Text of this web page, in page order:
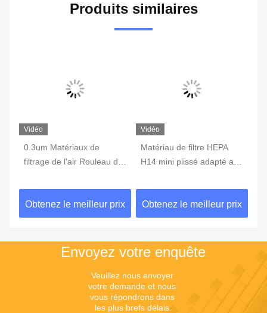
Produits similaires
Vidéo
0.3um Matériaux de
filtrage de l'air Rouleau de
300 Membrane en
nanofibres
Obtenez le meilleur prix
Vidéo
Matériau de filtre HEPA
H14 mini plissé adapté au
fumée
Obtenez le meilleur prix
Envoyez votre enquête
Veuillez nous envoyer
votre demande et nous
vous répondrons dans
les plus brefs délais.